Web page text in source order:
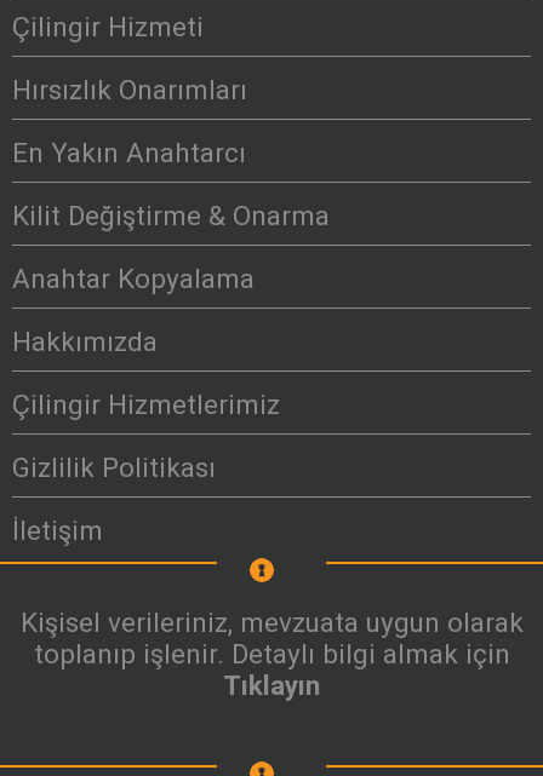
Çilingir Hizmeti
Hırsızlık Onarımları
En Yakın Anahtarcı
Kilit Değiştirme & Onarma
Anahtar Kopyalama
Hakkımızda
Çilingir Hizmetlerimiz
Gizlilik Politikası
İletişim
Kişisel verileriniz, mevzuata uygun olarak
toplanıp işlenir. Detaylı bilgi almak için
Tıklayın